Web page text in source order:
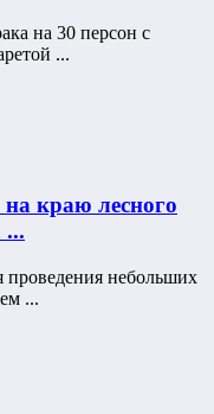
на 30 персон с
...
на краю лесного
проведения небольших
...